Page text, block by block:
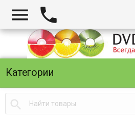
 
Категории
